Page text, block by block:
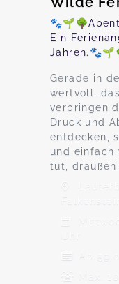
Ein
Gerade in
wertvoll,
verbringen
Druck und
entdecken,
und einfach
tut, draußen
Ab
Max.